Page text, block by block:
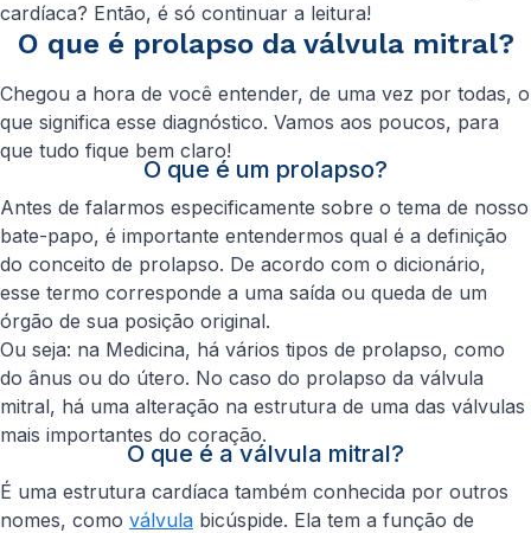
cardíaca? Então, é só continuar a leitura!
O que é prolapso da válvula mitral?
Chegou a hora de você entender, de uma vez por todas, o
que significa esse diagnóstico. Vamos aos poucos, para
que tudo fique bem claro!
O que é um prolapso?
Antes de falarmos especificamente sobre o tema de nosso
bate-papo, é importante entendermos qual é a definição
do conceito de prolapso. De acordo com o dicionário,
esse termo corresponde a uma saída ou queda de um
órgão de sua posição original.
Ou seja: na Medicina, há vários tipos de prolapso, como
do ânus ou do útero. No caso do prolapso da válvula
mitral, há uma alteração na estrutura de uma das válvulas
mais importantes do coração.
O que é a válvula mitral?
É uma estrutura cardíaca também conhecida por outros
nomes, como válvula bicúspide. Ela tem a função de